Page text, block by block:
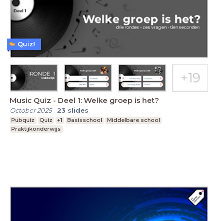
Music Quiz - Deel 1: Welke groep is het?
October 2025- 23 slides
Pubquiz Quiz +1 Basisschool
Middelbare school
Praktijkonderwijs
Quiz!